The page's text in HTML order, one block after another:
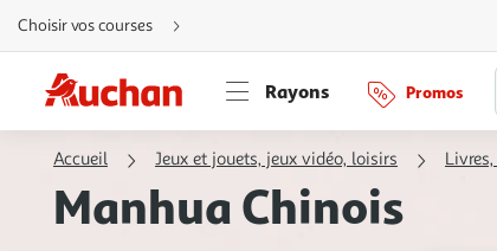
Aller
directement
au
Aller
directement
à
la
Aller
navigation
Choisir vos courses
Rayons Promos
Accueil Jeux et jouets, jeux vidéo, loisirs
Manhua Chinois